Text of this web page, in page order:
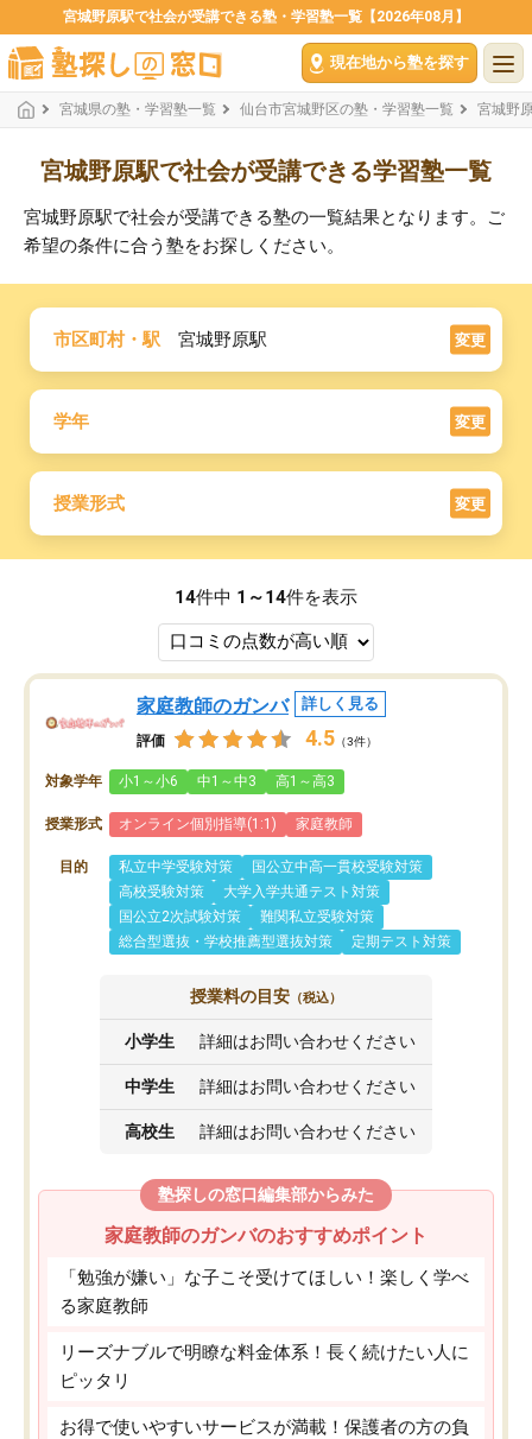
宮城野原駅で社会が受講できる塾・学習塾一覧【2026年08月】
現在地から塾を探す
宮城県の塾・学習塾一覧 仙台市宮城野区の塾・学習塾一覧 宮城野
宮城野原駅で社会が受講できる学習塾一覧
宮城野原駅で社会が受講できる塾の一覧結果となります。ご
希望の条件に合う塾をお探しください。
市区町村・駅 宮城野原駅 変更
学年 変更
授業形式 変更
14件中 1～14件を表示
家庭教師のガンバ 詳しく見る
評価 4.5 （3件）
対象学年 小1～小6 中1～中3 高1～高3
授業形式 オンライン個別指導(1:1) 家庭教師
目的 私立中学受験対策
国公立中高一貫校受験対策
高校受験対策
大学入学共通テスト対策
国公立2次試験対策
難関私立受験対策
総合型選抜・学校推薦型選抜対策
定期テスト対策
授業料の目安 （税込）
小学生 詳細はお問い合わせください
中学生 詳細はお問い合わせください
高校生 詳細はお問い合わせください
塾探しの窓口編集部からみた
家庭教師のガンバのおすすめポイント
「勉強が嫌い」な子こそ受けてほしい！楽しく学べ
る家庭教師
リーズナブルで明瞭な料金体系！長く続けたい人に
ピッタリ
お得で使いやすいサービスが満載！保護者の方の負